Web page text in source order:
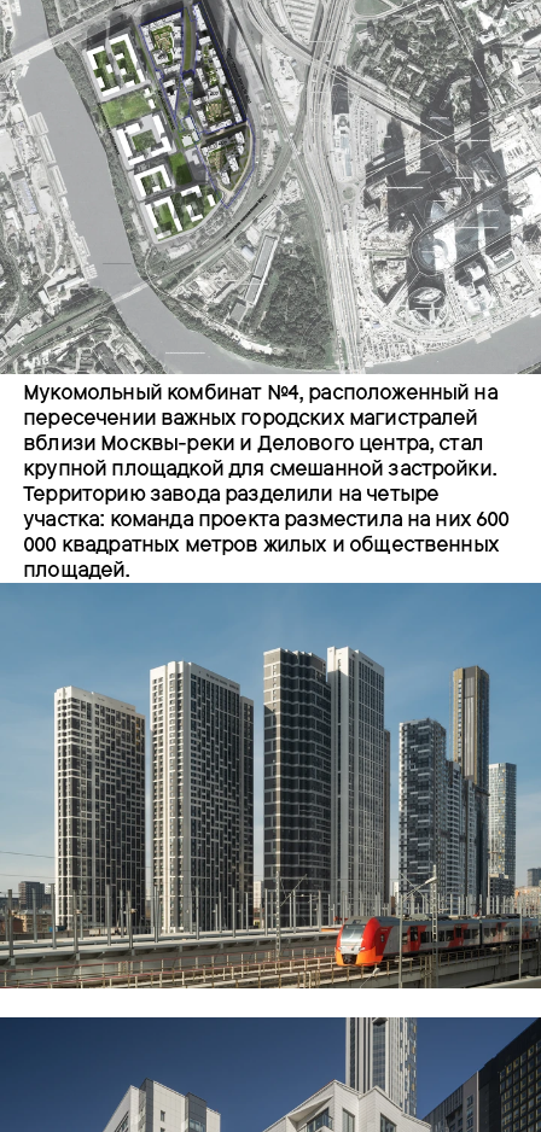
Мукомольный комбинат №4, расположенный на
пересечении важных городских магистралей
вблизи Москвы-реки и Делового центра, стал
крупной площадкой для смешанной застройки.
Территорию завода разделили на четыре
участка: команда проекта разместила на них 600
000 квадратных метров жилых и общественных
площадей.